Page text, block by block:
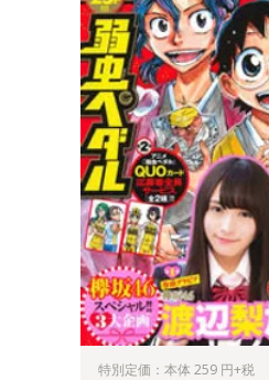
特別定価：本体 259 円+税